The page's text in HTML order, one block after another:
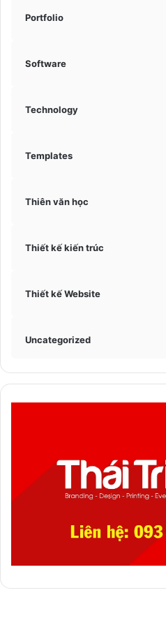
Portfolio
Software
Technology
Templates
Thiên văn học
Thiết kế kiến trúc
Thiết kế Website
Uncategorized